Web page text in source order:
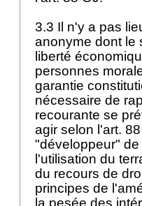
3.3 Il n'y a pas
anonyme dont le
liberté
personnes
garantie
nécessaire de
recourante se
agir selon l'art.
"développeur"
l'utilisation du
du recours de
principes de
la pesée des